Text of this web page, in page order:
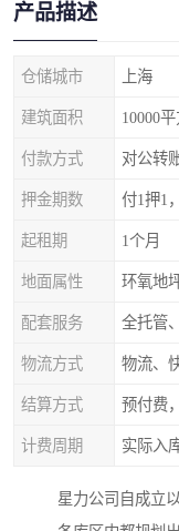
产品描述
仓储城市 上海
建筑面积 10000
付款方式 对公转
押金期数 付1押1
起租期 1个月
地面属性 环氧地
配套服务 全托管
物流方式 物流、
结算方式 预付费
计费周期 实际入
星力公司自成立